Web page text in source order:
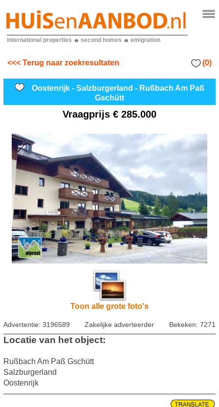
international properties second homes emigration
<<< Terug naar zoekresultaten (0)
Oostenrijk - Salzburgerland - Rußbach Am Paß
Gschütt
Vraagprijs € 285.000
Toon alle grote foto's
Advertentie: 3196589 Zakelijke adverteerder Bekeken: 7271
Locatie van het object:
Rußbach Am Paß Gschütt
Salzburgerland
Oostenrijk